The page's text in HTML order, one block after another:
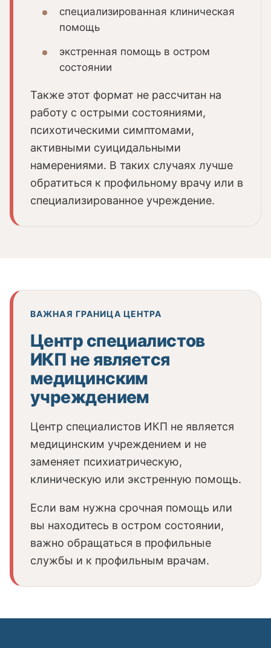
специализированная клиническая
помощь
экстренная помощь в остром
состоянии
Также этот формат не рассчитан на
работу с острыми состояниями,
психотическими симптомами,
активными суицидальными
намерениями. В таких случаях лучше
обратиться к профильному врачу или в
специализированное учреждение.
ВАЖНАЯ ГРАНИЦА ЦЕНТРА
Центр специалистов
ИКП не является
медицинским
учреждением
Центр специалистов ИКП не является
медицинским учреждением и не
заменяет психиатрическую,
клиническую или экстренную помощь.
Если вам нужна срочная помощь или
вы находитесь в остром состоянии,
важно обращаться в профильные
службы и к профильным врачам.